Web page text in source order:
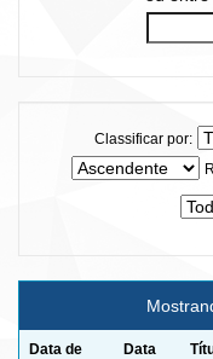
Classificar por:
Data de
Data